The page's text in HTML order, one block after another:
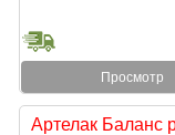
Просмотр
Артелак Баланс